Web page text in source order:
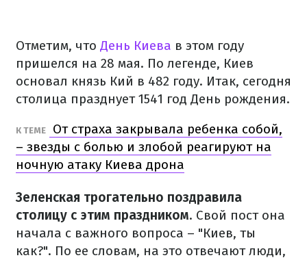
Отметим, что День Киева в этом году
пришелся на 28 мая. По легенде, Киев
основал князь Кий в 482 году. Итак, сегодня
столица празднует 1541 год День рождения.
К ТЕМЕ
От страха закрывала ребенка собой,
– звезды с болью и злобой реагируют на
ночную атаку Киева дрона
Зеленская трогательно поздравила
столицу с этим праздником. Свой пост она
начала с важного вопроса – "Киев, ты
как?". По ее словам, на это отвечают люди,